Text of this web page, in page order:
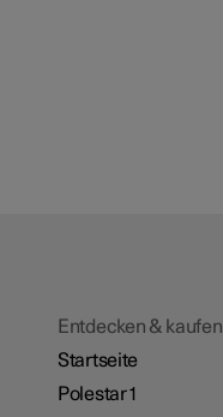
Entdecken & kaufen
Startseite
Polestar 1